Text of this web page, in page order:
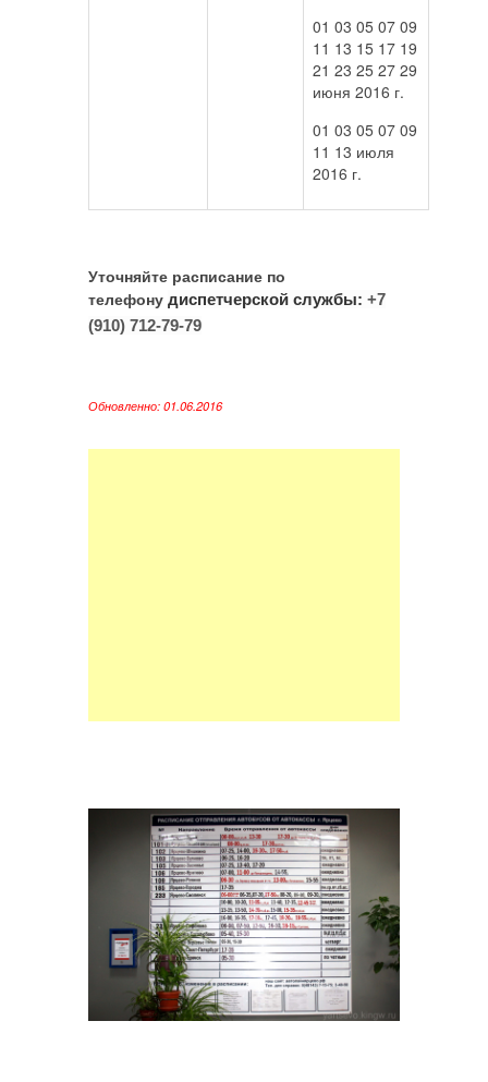
01 03 05 07 09
11 13 15 17 19
21 23 25 27 29
июня 2016 г.
01 03 05 07 09
11 13 июля
2016 г.
Уточняйте расписание по
телефону диспетчерской службы: +7
(910) 712-79-79
Обновленно: 01.06.2016